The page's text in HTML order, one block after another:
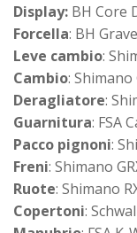
Display: BH Core
Forcella: BH
Leve cambio:
Cambio: Shimano
Deragliatore:
Guarnitura: FSA
Pacco pignoni:
Freni: Shimano
Ruote: Shimano
Copertoni: